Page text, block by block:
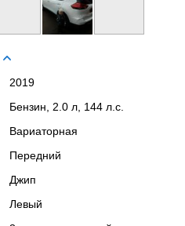
2019
Бензин, 2.0 л, 144 л.с.
Вариаторная
Передний
Джип
Левый